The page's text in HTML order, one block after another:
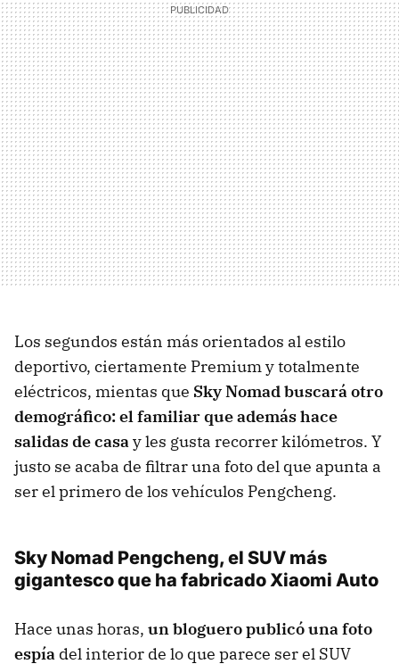
Los segundos están más orientados al estilo
deportivo, ciertamente Premium y totalmente
eléctricos, mientas que Sky Nomad buscará otro
demográfico: el familiar que además hace
salidas de casay les gusta recorrer kilómetros. Y
justo se acaba de filtrar una foto del que apunta a
ser el primero de los vehículos Pengcheng.
Sky Nomad Pengcheng, el SUV más
gigantesco que ha fabricado Xiaomi Auto
Hace unas horas, un bloguero publicó una foto
espía del interior de lo que parece ser el SUV